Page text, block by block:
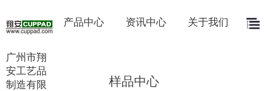
广州市翔
安工艺品
制造有限
产品中心 资讯中心 关于我们
样品中心